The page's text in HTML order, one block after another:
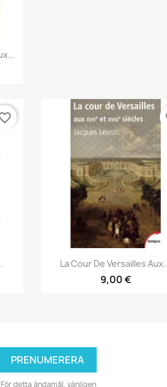
Snabbvy
La Cour De Versailles
9,00 €
detta ändamål, vänligen